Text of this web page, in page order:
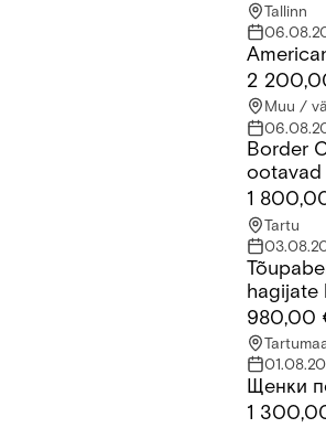
Tallinn
2
Muu /
Border Collie kutsikad, kes ootavad
Border
ootavad
1
Tartu
Tõupaberitega eesti hagijate kutsikad
hagijate
980,00
Щенки
1